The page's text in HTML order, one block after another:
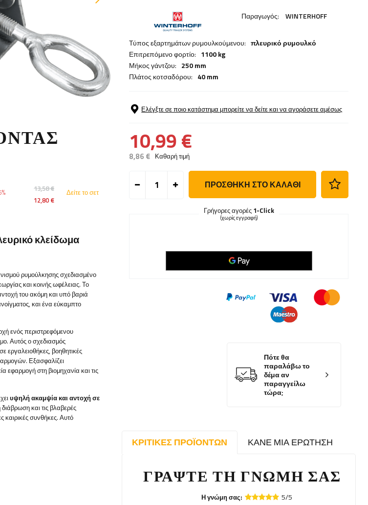
Παραγωγός: WINTERHOFF
Τύπος εξαρτημάτων ρυμουλκούμενου: πλευρικό ρυμουλκό
Επιτρεπόμενο φορτίο: 1100 kg
Μήκος γάντζου: 250 mm
Πλάτος κοτσαδόρου: 40 mm
Ελέγξτε σε ποιο κατάστημα μπορείτε να δείτε και να αγοράσετε αμέσως
10,99 €
8,86 € Καθαρή τιμή
ΠΡΟΣΘΉΚΗ ΣΤΟ ΚΑΛΆΘΙ
Γρήγορες αγορές 1-Click
(χωρίς εγγραφή)
Πότε θα
παραλάβω το
δέμα αν
παραγγείλω
τώρα;
ΚΡΙΤΙΚΈΣ ΠΡΟΪΌΝΤΩΝ ΚΆΝΕ ΜΙΑ ΕΡΏΤΗΣΗ
ΓΡΆΨΤΕ ΤΗ ΓΝΏΜΗ ΣΑΣ
Η γνώμη σας: 5/5
13,58 €
12,80 €
Δείτε το σετ
κλείδωμα
ρυμούλκησης σχεδιασμένο
και κοινής ωφέλειας. Το
του ακόμη και υπό βαριά
και ένα εύκαμπτο
ενός περιστρεφόμενου
Αυτός ο σχεδιασμός
εργαλειοθήκες, βοηθητικές
Εξασφαλίζει
εφαρμογή στη βιομηχανία και τις
υψηλή ακαμψία και αντοχή σε
και τις βλαβερές
καιρικές συνθήκες. Αυτό